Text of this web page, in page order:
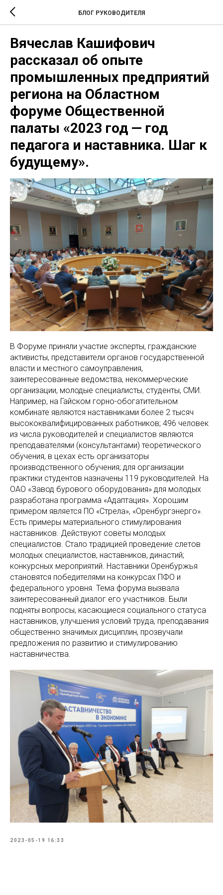
БЛОГ РУКОВОДИТЕЛЯ
Вячеслав Кашифович
рассказал об опыте
промышленных предприятий
региона на Областном
форуме Общественной
палаты «2023 год — год
педагога и наставника. Шаг к
будущему».
В Форуме приняли участие эксперты, гражданские
активисты, представители органов государственной
власти и местного самоуправления,
заинтересованные ведомства, некоммерческие
организации, молодые специалисты, студенты, СМИ.
Например, на Гайском горно-обогатительном
комбинате являются наставниками более 2 тысяч
высококвалифицированных работников; 496 человек
из числа руководителей и специалистов являются
преподавателями (консультантами) теоретического
обучения, в цехах есть организаторы
производственного обучения; для организации
практики студентов назначены 119 руководителей. На
ОАО «Завод бурового оборудования» для молодых
разработана программа «Адаптация». Хорошим
примером является ПО «Стрела», «Оренбургэнерго».
Есть примеры материального стимулирования
наставников. Действуют советы молодых
специалистов. Стало традицией проведение слетов
молодых специалистов, наставников, династий;
конкурсных мероприятий. Наставники Оренбуржья
становятся победителями на конкурсах ПФО и
федерального уровня. Тема форума вызвала
заинтересованный диалог его участников. Были
подняты вопросы, касающиеся социального статуса
наставников, улучшения условий труда, преподавания
общественно значимых дисциплин, прозвучали
предложения по развитию и стимулированию
наставничества.
2023-05-19 16:33